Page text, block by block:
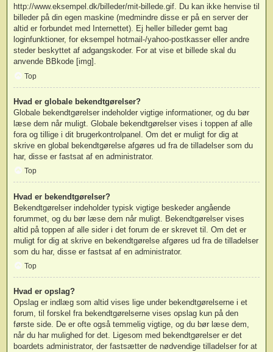
http://www.eksempel.dk/billeder/mit-billede.gif. Du kan ikke henvise til
billeder på din egen maskine (medmindre disse er på en server der
altid er forbundet med Internettet). Ej heller billeder gemt bag
loginfunktioner, for eksempel hotmail-/yahoo-postkasser eller andre
steder beskyttet af adgangskoder. For at vise et billede skal du
anvende BBkode [img].
Top
Hvad er globale bekendtgørelser?
Globale bekendtgørelser indeholder vigtige informationer, og du bør
læse dem når muligt. Globale bekendtgørelser vises i toppen af alle
fora og tillige i dit brugerkontrolpanel. Om det er muligt for dig at
skrive en global bekendtgørelse afgøres ud fra de tilladelser som du
har, disse er fastsat af en administrator.
Top
Hvad er bekendtgørelser?
Bekendtgørelser indeholder typisk vigtige beskeder angående
forummet, og du bør læse dem når muligt. Bekendtgørelser vises
altid på toppen af alle sider i det forum de er skrevet til. Om det er
muligt for dig at skrive en bekendtgørelse afgøres ud fra de tilladelser
som du har, disse er fastsat af en administrator.
Top
Hvad er opslag?
Opslag er indlæg som altid vises lige under bekendtgørelserne i et
forum, til forskel fra bekendtgørelserne vises opslag kun på den
første side. De er ofte også temmelig vigtige, og du bør læse dem,
når du har mulighed for det. Ligesom med bekendtgørelser er det
boardets administrator, der fastsætter de nødvendige tilladelser for at